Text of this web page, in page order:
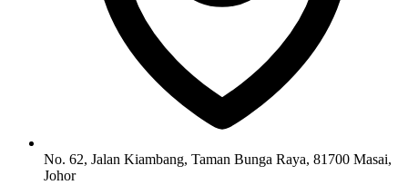
No. 62, Jalan Kiambang, Taman Bunga Raya, 81700 Masai,
Johor